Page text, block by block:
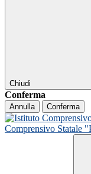
Chiudi
Conferma
Annulla Conferma
Comprensivo Statale